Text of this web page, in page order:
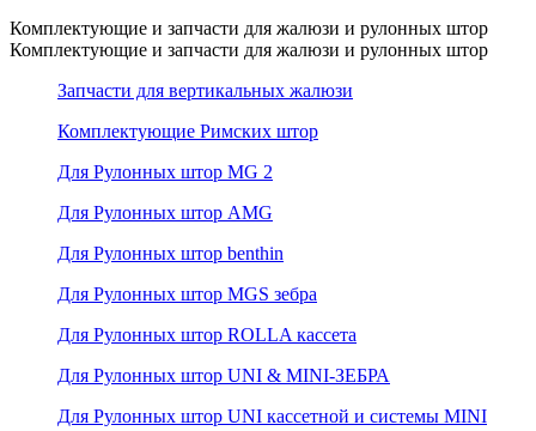
Комплектующие и запчасти для жалюзи и рулонных штор
Комплектующие и запчасти для жалюзи и рулонных штор
Запчасти для вертикальных жалюзи
Комплектующие Римских штор
Для Рулонных штор MG 2
Для Рулонных штор AMG
Для Рулонных штор benthin
Для Рулонных штор MGS зебра
Для Рулонных штор ROLLA кассета
Для Рулонных штор UNI & MINI-ЗЕБРА
Для Рулонных штор UNI кассетной и системы MINI